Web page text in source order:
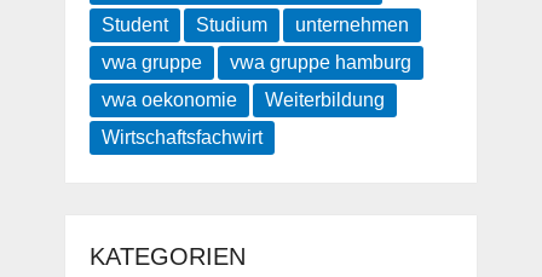
Student
Studium
unternehmen
vwa gruppe
vwa gruppe hamburg
vwa oekonomie
Weiterbildung
Wirtschaftsfachwirt
KATEGORIEN